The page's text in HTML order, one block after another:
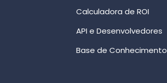
Calculadora de ROI
API e Desenvolvedores
Base de Conhecimento